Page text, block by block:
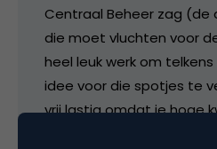
Centraal Beheer zag
die moet vluchten voor
heel leuk werk om
idee voor die spotjes te
vrij lastig omdat je hoge